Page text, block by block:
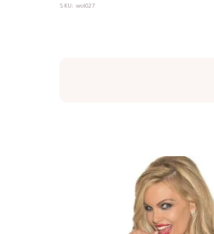
SKU: wol027